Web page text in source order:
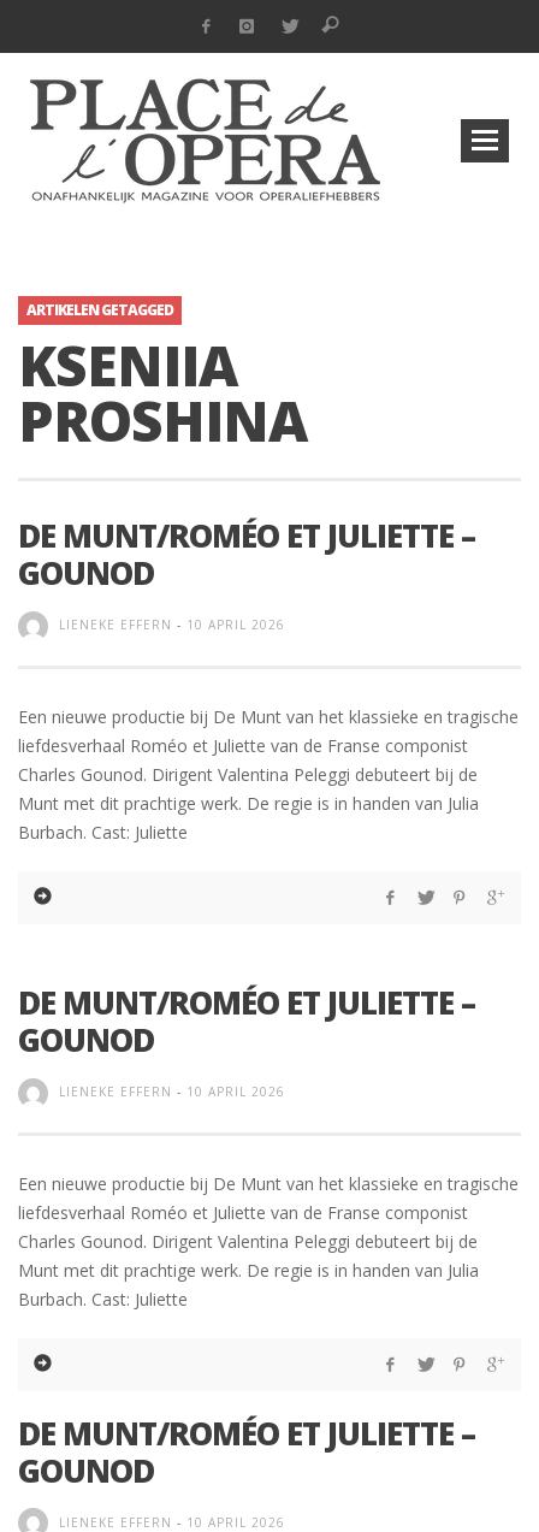
ARTIKELEN GETAGGED
KSENIIA
PROSHINA
DE MUNT/ROMÉO ET JULIETTE –
GOUNOD
LIENEKE EFFERN - 10 APRIL 2026
Een nieuwe productie bij De Munt van het klassieke en tragische
liefdesverhaal Roméo et Juliette van de Franse componist
Charles Gounod. Dirigent Valentina Peleggi debuteert bij de
Munt met dit prachtige werk. De regie is in handen van Julia
Burbach. Cast: Juliette
DE MUNT/ROMÉO ET JULIETTE –
GOUNOD
LIENEKE EFFERN - 10 APRIL 2026
Een nieuwe productie bij De Munt van het klassieke en tragische
liefdesverhaal Roméo et Juliette van de Franse componist
Charles Gounod. Dirigent Valentina Peleggi debuteert bij de
Munt met dit prachtige werk. De regie is in handen van Julia
Burbach. Cast: Juliette
DE MUNT/ROMÉO ET JULIETTE –
GOUNOD
LIENEKE EFFERN - 10 APRIL 2026